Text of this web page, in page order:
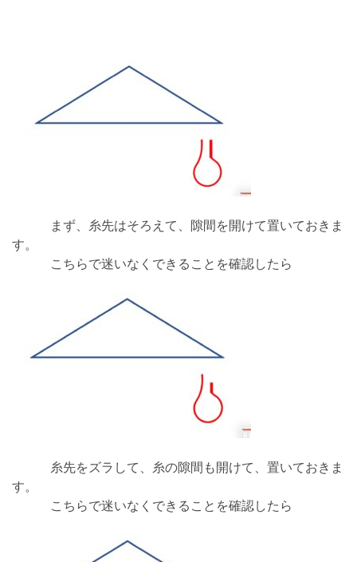
まず、糸先はそろえて、隙間を開けて置いておきま
す。
こちらで迷いなくできることを確認したら
糸先をズラして、糸の隙間も開けて、置いておきま
す。
こちらで迷いなくできることを確認したら